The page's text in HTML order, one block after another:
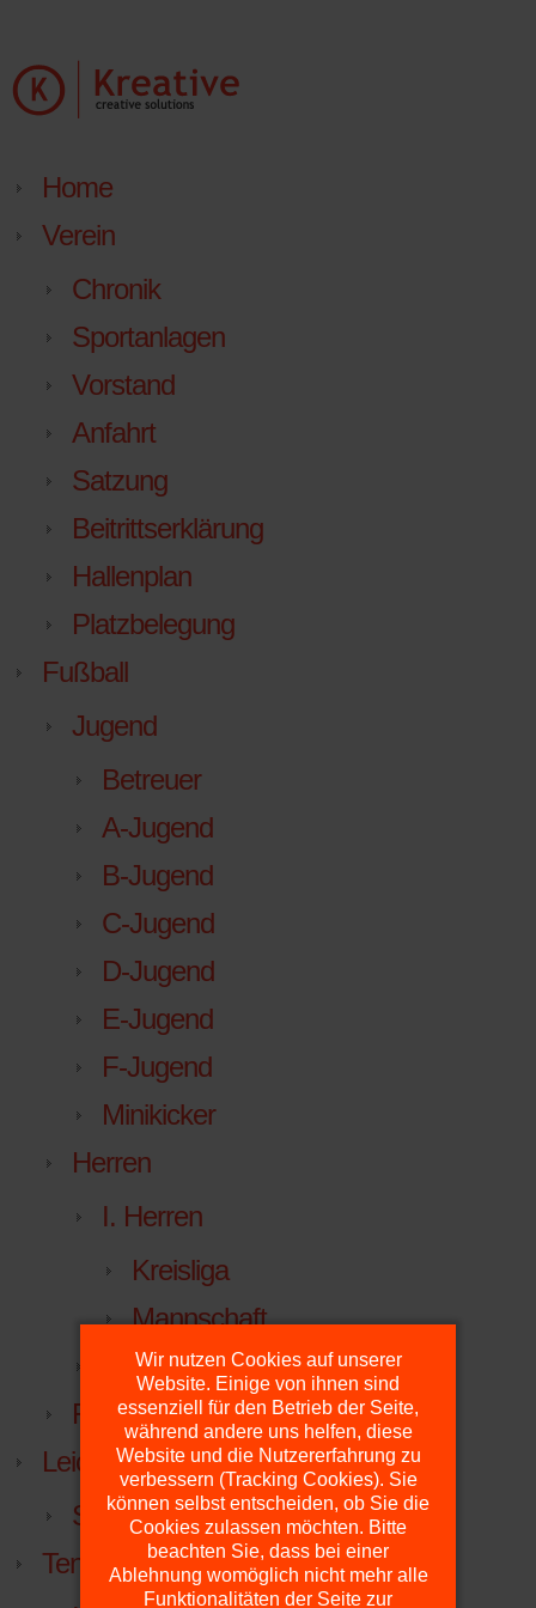
Home
Verein
Chronik
Sportanlagen
Vorstand
Anfahrt
Satzung
Beitrittserklärung
Hallenplan
Platzbelegung
Fußball
Jugend
Betreuer
A-Jugend
B-Jugend
C-Jugend
D-Jugend
E-Jugend
F-Jugend
Minikicker
Herren
I. Herren
Kreisliga
Mannschaft
Facebook
FuPa.net
Leichtathletik
Sportabzeichen
Tennis
Wir nutzen Cookies auf unserer
Website. Einige von ihnen sind
essenziell für den Betrieb der Seite,
während andere uns helfen, diese
Website und die Nutzererfahrung zu
verbessern (Tracking Cookies). Sie
können selbst entscheiden, ob Sie die
Cookies zulassen möchten. Bitte
beachten Sie, dass bei einer
Ablehnung womöglich nicht mehr alle
Funktionalitäten der Seite zur